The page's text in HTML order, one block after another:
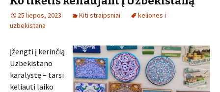
25 liepos, 2023 Kiti straipsniai
keliones i
uzbekistana
Įžengti į kerinčią
Uzbekistano
karalystę – tarsi
keliauti laiko